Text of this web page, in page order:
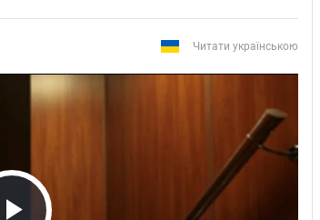
Читати українською